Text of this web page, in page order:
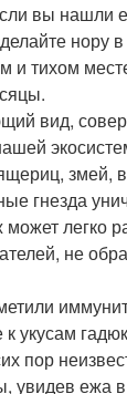
вы нашли
нору
и тихом
вид,
змей,
гнезда
легко
не
укусам
пор
увидев ежа